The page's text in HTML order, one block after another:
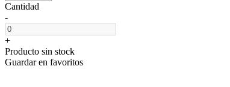
Cantidad
-
+
Producto sin stock
Guardar en favoritos